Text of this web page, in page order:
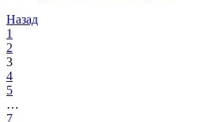
Назад
1
2
3
4
5
…
7